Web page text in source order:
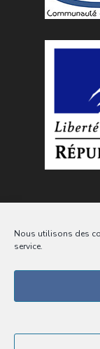
Nous utilisons des
service.
Suivez